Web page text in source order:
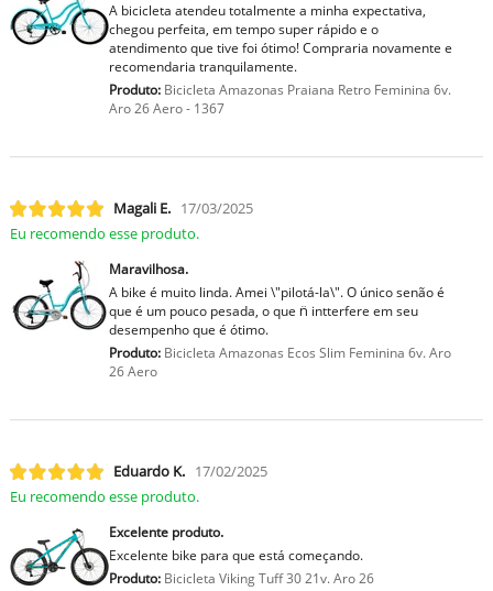
A bicicleta atendeu totalmente a minha expectativa,
chegou perfeita, em tempo super rápido e o
atendimento que tive foi ótimo! Compraria novamente e
recomendaria tranquilamente.
Produto:Bicicleta Amazonas Praiana Retro Feminina 6v.
Aro 26 Aero - 1367
Magali E. 17/03/2025
Eu recomendo esse produto.
Maravilhosa.
A bike é muito linda. Amei \"pilotá-la\". O único senão é
que é um pouco pesada, o que n̈ intterfere em seu
desempenho que é ótimo.
Produto:Bicicleta Amazonas Ecos Slim Feminina 6v. Aro
26 Aero
Eduardo K. 17/02/2025
Eu recomendo esse produto.
Excelente produto.
Excelente bike para que está começando.
Produto:Bicicleta Viking Tuff 30 21v. Aro 26